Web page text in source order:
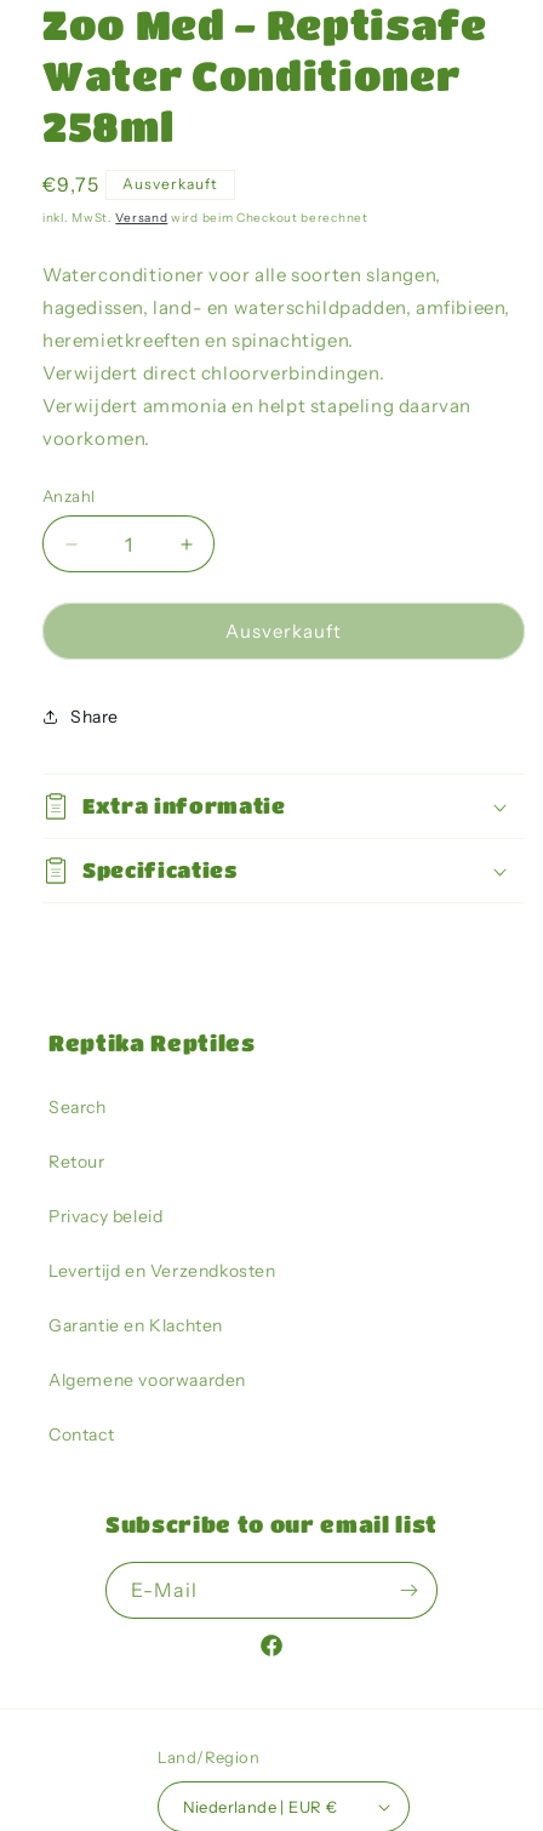
Modal
öffnen
Zoo Med - Reptisafe
Water Conditioner
258ml
Normaler
Preis
€9,75 Ausverkauft
inkl. MwSt.Versand wird beim Checkout berechnet
Waterconditioner voor alle soorten slangen,
hagedissen, land- en waterschildpadden, amfibieen,
heremietkreeften en spinachtigen.
Verwijdert direct chloorverbindingen.
Verwijdert ammonia en helpt stapeling daarvan
voorkomen.
Anzahl
Verringere
die
Menge
Zoo
-
258ml
Erhöhe
die
Menge
Zoo
258ml
Ausverkauft
Share
Extra informatie
Specificaties
Reptika Reptiles
Search
Retour
Privacy beleid
Levertijd en Verzendkosten
Garantie en Klachten
Algemene voorwaarden
Contact
Subscribe to our email list
E-Mail
Facebook
Land/Region
Niederlande | EUR €